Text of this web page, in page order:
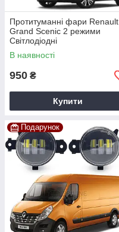
Протитуманні фари Renault
Grand Scenic 2 режими
Світлодіодні
В наявності
950 ₴
Купити
Подарунок